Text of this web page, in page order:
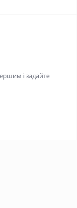
і задайте